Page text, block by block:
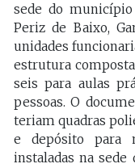
sede do
Periz de Baixo,
unidades
estrutura
seis para aulas
pessoas. O
teriam quadras
e depósito para
instaladas na